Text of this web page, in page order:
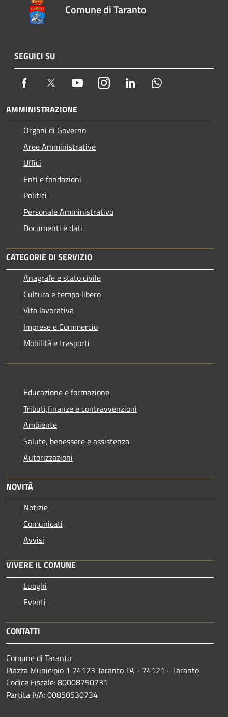
Comune di Taranto
SEGUICI SU
Facebook Twitter YoutubeInstagram LinkedIn
AMMINISTRAZIONE
Organi di Governo
Aree Amministrative
Uffici
Enti e fondazioni
Politici
Personale Amministrativo
Documenti e dati
CATEGORIE DI SERVIZIO
Anagrafe e stato civile
Cultura e tempo libero
Vita lavorativa
Imprese e Commercio
Mobilità e trasporti
Educazione e formazione
Tributi,finanze e contravvenzioni
Ambiente
Salute, benessere e assistenza
Autorizzazioni
NOVITÀ
Notizie
Comunicati
Avvisi
VIVERE IL COMUNE
Luoghi
Eventi
CONTATTI
Comune di Taranto
Piazza Municipio 1 74123 Taranto TA - 74121 - Taranto
Codice Fiscale: 80008750731
Partita IVA: 00850530734